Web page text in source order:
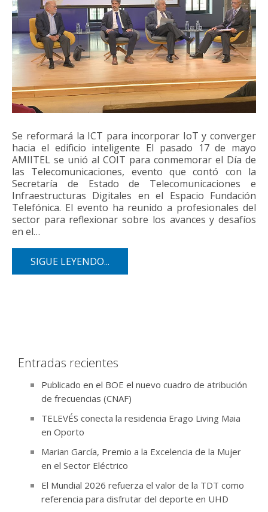
Se reformará la ICT para incorporar IoT y converger
hacia el edificio inteligente El pasado 17 de mayo
AMIITEL se unió al COIT para conmemorar el Día de
las Telecomunicaciones, evento que contó con la
Secretaría de Estado de Telecomunicaciones e
Infraestructuras Digitales en el Espacio Fundación
Telefónica. El evento ha reunido a profesionales del
sector para reflexionar sobre los avances y desafíos
en el…
SIGUE LEYENDO...
Entradas recientes
Publicado en el BOE el nuevo cuadro de atribución
de frecuencias (CNAF)
TELEVÉS conecta la residencia Erago Living Maia
en Oporto
Marian García, Premio a la Excelencia de la Mujer
en el Sector Eléctrico
El Mundial 2026 refuerza el valor de la TDT como
referencia para disfrutar del deporte en UHD